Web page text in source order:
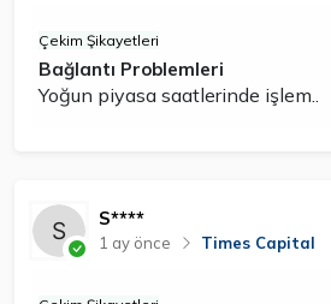
Çekim Şikayetleri
Bağlantı Problemleri
Yoğun piyasa saatlerinde işlem..
S****
1 ay önce Times Capital